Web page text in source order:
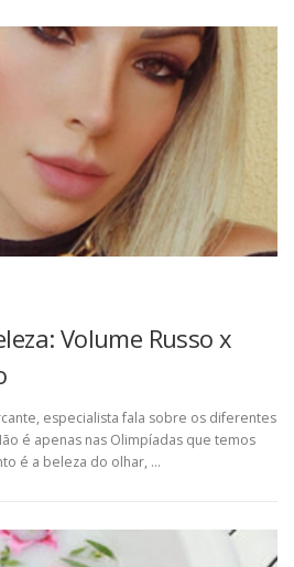
Volume Russo x
especialista fala sobre os diferentes
é apenas nas Olimpíadas que temos
é a beleza do olhar, …